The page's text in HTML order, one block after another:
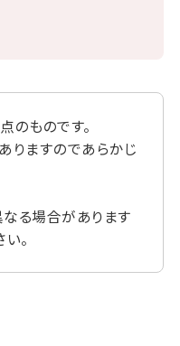
のものです。
りますのであらかじ
る場合があります
。